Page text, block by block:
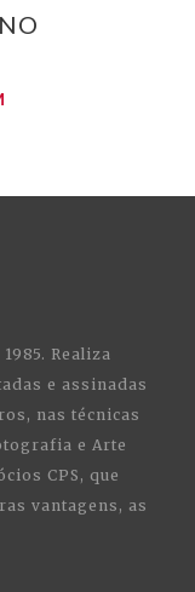
Realiza
e assinadas
nas técnicas
e Arte
CPS, que
vantagens, as